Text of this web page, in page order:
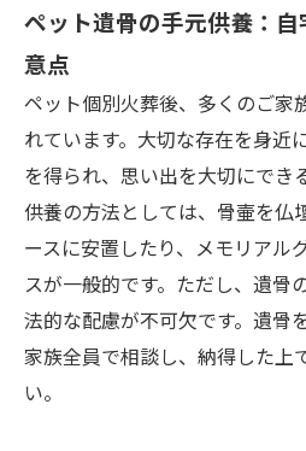
ペット遺骨の手元供養：
意点
ペット個別火葬後、多くのご家
れています。大切な存在を身近
を得られ、思い出を大切にでき
供養の方法としては、骨壷を仏
ースに安置したり、メモリアル
スが一般的です。ただし、遺骨
法的な配慮が不可欠です。遺骨
家族全員で相談し、納得した上
い。